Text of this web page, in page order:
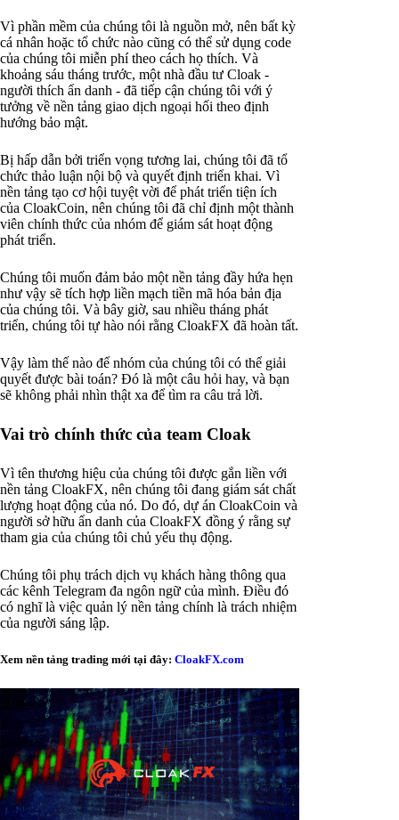
Vì phần mềm của chúng tôi là nguồn mở, nên bất kỳ
cá nhân hoặc tổ chức nào cũng có thể sử dụng code
của chúng tôi miễn phí theo cách họ thích. Và
khoảng sáu tháng trước, một nhà đầu tư Cloak -
người thích ẩn danh - đã tiếp cận chúng tôi với ý
tưởng về nền tảng giao dịch ngoại hối theo định
hướng bảo mật.
Bị hấp dẫn bởi triển vọng tương lai, chúng tôi đã tổ
chức thảo luận nội bộ và quyết định triển khai. Vì
nền tảng tạo cơ hội tuyệt vời để phát triển tiện ích
của CloakCoin, nên chúng tôi đã chỉ định một thành
viên chính thức của nhóm để giám sát hoạt động
phát triển.
Chúng tôi muốn đảm bảo một nền tảng đầy hứa hẹn
như vậy sẽ tích hợp liền mạch tiền mã hóa bản địa
của chúng tôi. Và bây giờ, sau nhiều tháng phát
triển, chúng tôi tự hào nói rằng CloakFX đã hoàn tất.
Vậy làm thế nào để nhóm của chúng tôi có thể giải
quyết được bài toán? Đó là một câu hỏi hay, và bạn
sẽ không phải nhìn thật xa để tìm ra câu trả lời.
Vai trò chính thức của team Cloak
Vì tên thương hiệu của chúng tôi được gắn liền với
nền tảng CloakFX, nên chúng tôi đang giám sát chất
lượng hoạt động của nó. Do đó, dự án CloakCoin và
người sở hữu ẩn danh của CloakFX đồng ý rằng sự
tham gia của chúng tôi chủ yếu thụ động.
Chúng tôi phụ trách dịch vụ khách hàng thông qua
các kênh Telegram đa ngôn ngữ của mình. Điều đó
có nghĩ là việc quản lý nền tảng chính là trách nhiệm
của người sáng lập.
Xem nền tảng trading mới tại đây: CloakFX.com